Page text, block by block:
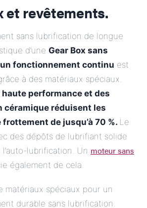
et revêtements.
sans lubrification de longue
d’une Gear Box sans
fonctionnement continu est
à des matériaux spéciaux.
haute performance et des
céramique réduisent les
de jusqu’à 70 %. Le
des dépôts de lubrifiant solide
lubrification. Un moteur sans
également de cela.
matériaux spéciaux pour un
durable sans lubrification.